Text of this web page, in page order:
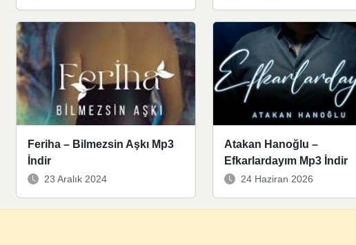
Feriha – Bilmezsin Aşkı Mp3
İndir
23 Aralık 2024
Atakan Hanoğlu –
Efkarlardayım Mp3 İndir
24 Haziran 2026